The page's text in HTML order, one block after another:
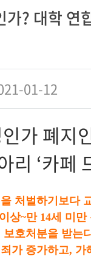
? 대학 연
01-12
가 폐지
리 ‘카페
처벌하기보다
상~만 14세 미
호처분을 받는
가 증가하고, 가